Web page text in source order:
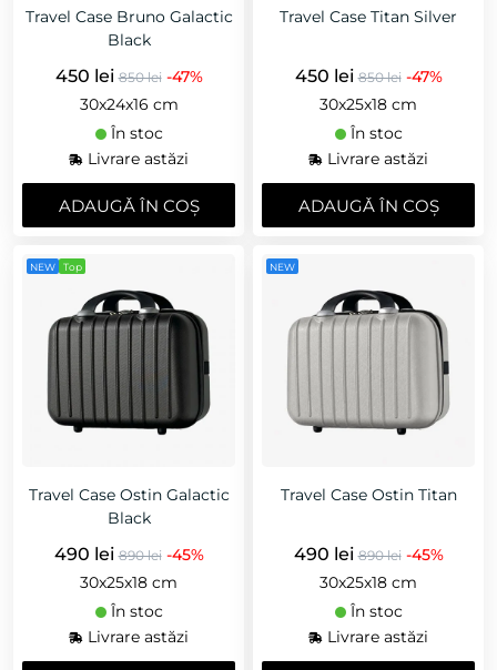
Travel Case Bruno Galactic
Black
450 lei 850 lei -47%
30x24x16 cm
În stoc
Livrare astăzi
ADAUGǍ ÎN COȘ
Travel Case Titan Silver
450 lei 850 lei -47%
30x25x18 cm
În stoc
Livrare astăzi
ADAUGǍ ÎN COȘ
NEW Top
Travel Case Ostin Galactic
Black
490 lei 890 lei -45%
30x25x18 cm
În stoc
Livrare astăzi
NEW
Travel Case Ostin Titan
490 lei 890 lei -45%
30x25x18 cm
În stoc
Livrare astăzi